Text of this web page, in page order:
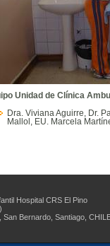
Unidad de Clínica
Dra. Viviana Aguirre, Dr.
Mallol, EU. Marcela
Hospital CRS El Pino
Bernardo, Santiago,